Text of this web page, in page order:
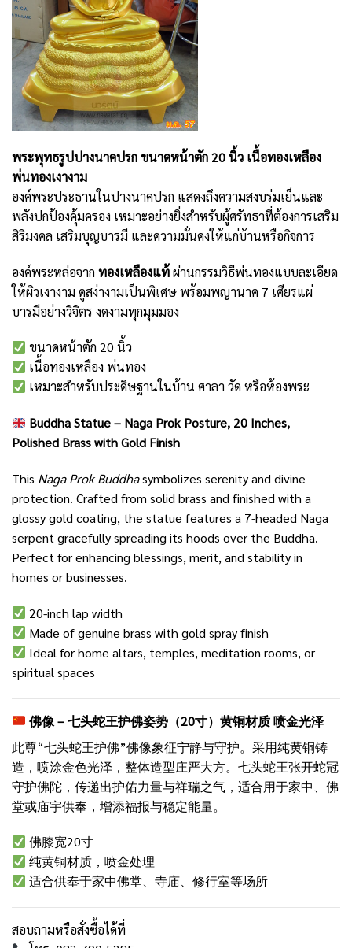
พระพุทธรูปปางนาคปรก ขนาดหน้าตัก 20 นิ้ว เนื้อทองเหลือง
พ่นทองเงางาม
องค์พระประธานในปางนาคปรก แสดงถึงความสงบร่มเย็นและ
พลังปกป้องคุ้มครอง เหมาะอย่างยิ่งสำหรับผู้ศรัทธาที่ต้องการเสริม
สิริมงคล เสริมบุญบารมี และความมั่นคงให้แก่บ้านหรือกิจการ
องค์พระหล่อจาก ทองเหลืองแท้ผ่านกรรมวิธีพ่นทองแบบละเอียด
ให้ผิวเงางาม ดูสง่างามเป็นพิเศษ พร้อมพญานาค 7 เศียรแผ่
บารมีอย่างวิจิตร งดงามทุกมุมมอง
ขนาดหน้าตัก 20 นิ้ว
เนื้อทองเหลือง พ่นทอง
เหมาะสำหรับประดิษฐานในบ้าน ศาลา วัด หรือห้องพระ
Buddha Statue – Naga Prok Posture, 20 Inches,
Polished Brass with Gold Finish
This Naga Prok Buddhasymbolizes serenity and divine
protection. Crafted from solid brass and finished with a
glossy gold coating, the statue features a 7-headed Naga
serpent gracefully spreading its hoods over the Buddha.
Perfect for enhancing blessings, merit, and stability in
homes or businesses.
20-inch lap width
Made of genuine brass with gold spray finish
Ideal for home altars, temples, meditation rooms, or
spiritual spaces
佛像 – 七头蛇王护佛姿势（20寸）黄铜材质 喷金光泽
此尊“七头蛇王护佛”佛像象征宁静与守护。采用纯黄铜铸
造，喷涂金色光泽，整体造型庄严大方。七头蛇王张开蛇冠
守护佛陀，传递出护佑力量与祥瑞之气，适合用于家中、佛
堂或庙宇供奉，增添福报与稳定能量。
佛膝宽20寸
纯黄铜材质，喷金处理
适合供奉于家中佛堂、寺庙、修行室等场所
สอบถามหรือสั่งซื้อได้ที่